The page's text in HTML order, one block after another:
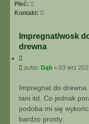
A
N
A
N
Płeć:
Kontakt:
n
t
k
s
ę
Impregnat/wosk
drewna
y
j
P
o
autor: Dąb » 03 wrz
Impregnat do
tani itd. Co jednak
podoba mi się
bardzo prosty: